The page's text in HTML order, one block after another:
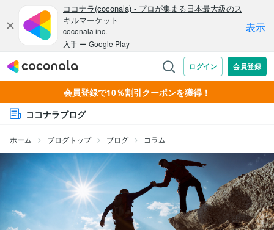
会員登録で10％割引クーポンを獲得！
ココナラブログ
ホーム ブログトップ ブログ コラム